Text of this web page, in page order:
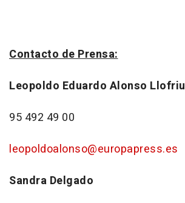
Contacto de Prensa:
Leopoldo Eduardo Alonso Llofriu
95 492 49 00
leopoldoalonso@europapress.es
Sandra Delgado